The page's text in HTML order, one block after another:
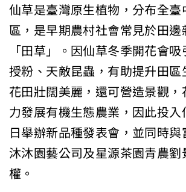
仙草是臺灣原生植物，分布全
區，是早期農村社會常見於田
「田草」。因仙草冬季開花會
授粉、天敵昆蟲，有助提升田
花田壯闊美麗，還可營造景觀
力發展有機生態農業，因此投
日舉辦新品種發表會，並同時
沐沐園藝公司及星源茶園青農
權。